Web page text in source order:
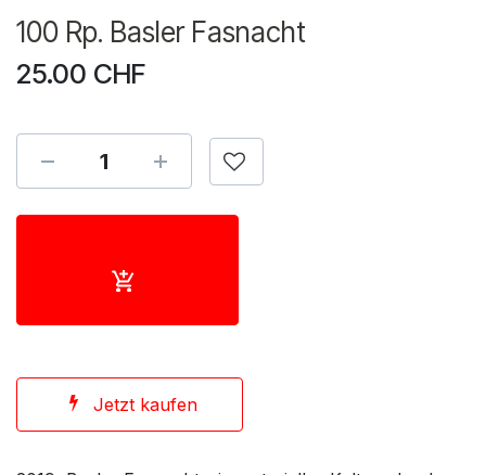
100 Rp. Basler Fasnacht
25.00 CHF
Jetzt kaufen